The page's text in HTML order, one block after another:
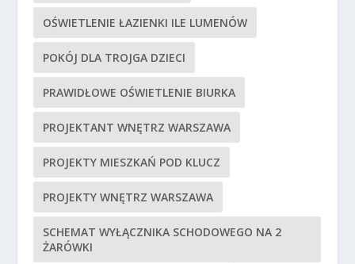
OŚWIETLENIE ŁAZIENKI ILE LUMENÓW
POKÓJ DLA TROJGA DZIECI
PRAWIDŁOWE OŚWIETLENIE BIURKA
PROJEKTANT WNĘTRZ WARSZAWA
PROJEKTY MIESZKAŃ POD KLUCZ
PROJEKTY WNĘTRZ WARSZAWA
SCHEMAT WYŁĄCZNIKA SCHODOWEGO NA 2
ŻARÓWKI